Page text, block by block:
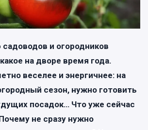
и огородников
на дворе время года.
веселее и энергичнее: на
сезон, нужно готовить
посадок… Что уже сейчас
не сразу нужно